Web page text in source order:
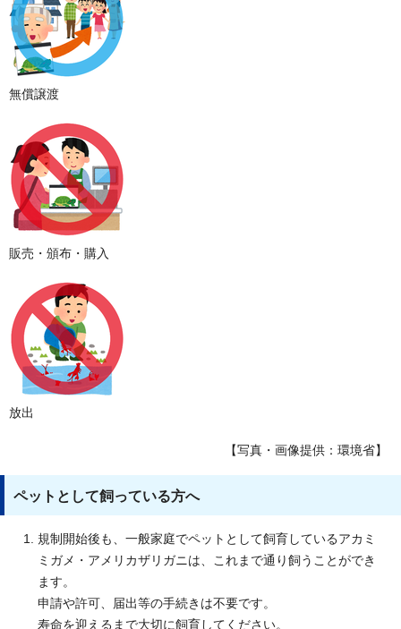
無償譲渡
販売・頒布・購入
放出
【写真・画像提供：環境省】
ペットとして飼っている方へ
規制開始後も、一般家庭でペットとして飼育しているアカミ
ミガメ・アメリカザリガニは、これまで通り飼うことができ
ます。
申請や許可、届出等の手続きは不要です。
寿命を迎えるまで大切に飼育してください。